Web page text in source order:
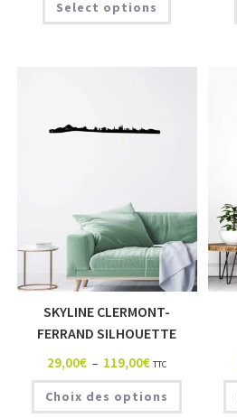
Select options
SKYLINE CLERMONT-
FERRAND SILHOUETTE
29,00€ – 119,00€ TTC
Choix des options